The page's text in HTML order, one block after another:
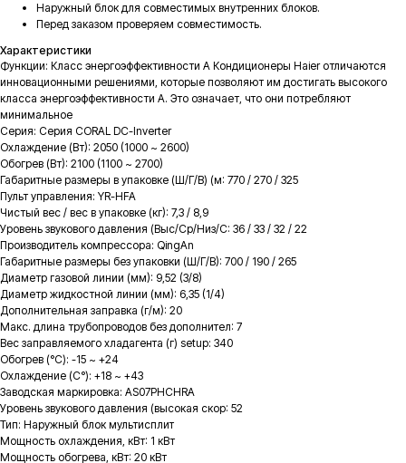
Наружный блок для совместимых внутренних блоков.
Перед заказом проверяем совместимость.
Характеристики
Функции: Класс энергоэффективности A Кондиционеры Haier отличаются
инновационными решениями, которые позволяют им достигать высокого
класса энергоэффективности A. Это означает, что они потребляют
минимальное
Серия: Серия CORAL DC-Inverter
Охлаждение (Вт): 2050 (1000 ~ 2600)
Обогрев (Вт): 2100 (1100 ~ 2700)
Габаритные размеры в упаковке (Ш/Г/В) (м: 770 / 270 / 325
Пульт управления: YR-HFA
Чистый вес / вес в упаковке (кг): 7,3 / 8,9
Уровень звукового давления (Выс/Ср/Низ/С: 36 / 33 / 32 / 22
Производитель компрессора: QingAn
Габаритные размеры без упаковки (Ш/Г/В): 700 / 190 / 265
Диаметр газовой линии (мм): 9,52 (3/8)
Диаметр жидкостной линии (мм): 6,35 (1/4)
Дополнительная заправка (г/м): 20
Макс. длина трубопроводов без дополнител: 7
Вес заправляемого хладагента (г) setup: 340
Обогрев (°С): -15 ~ +24
Охлаждение (С°): +18 ~ +43
Заводская маркировка: AS07PHCHRA
Уровень звукового давления (высокая скор: 52
Тип: Наружный блок мультисплит
Мощность охлаждения, кВт: 1 кВт
Мощность обогрева, кВт: 20 кВт